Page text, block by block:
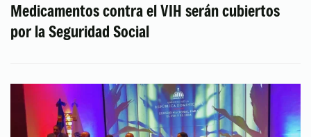
Medicamentos contra el VIH serán cubiertos
por la Seguridad Social